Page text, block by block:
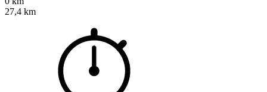
27,4 km